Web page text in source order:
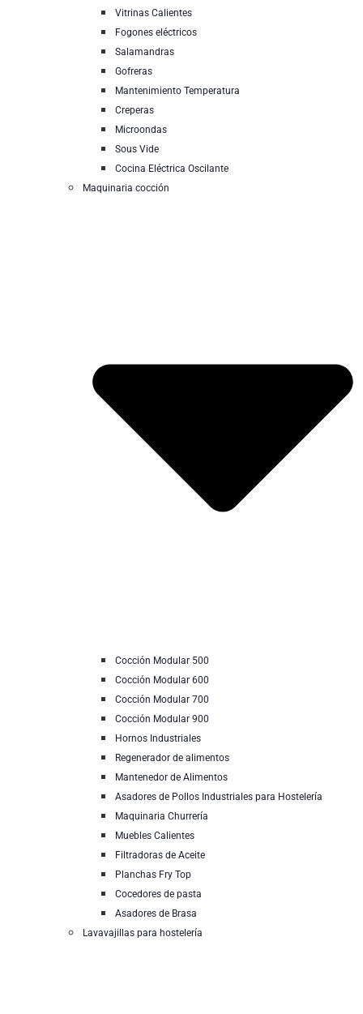
Vitrinas Calientes
Fogones eléctricos
Salamandras
Gofreras
Mantenimiento Temperatura
Creperas
Microondas
Sous Vide
Cocina Eléctrica Oscilante
Maquinaria cocción
Cocción Modular 500
Cocción Modular 600
Cocción Modular 700
Cocción Modular 900
Hornos Industriales
Regenerador de alimentos
Mantenedor de Alimentos
Asadores de Pollos Industriales para Hostelería
Maquinaria Churrería
Muebles Calientes
Filtradoras de Aceite
Planchas Fry Top
Cocedores de pasta
Asadores de Brasa
Lavavajillas para hostelería